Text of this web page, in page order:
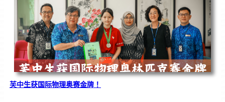
芙中生获国际物理奥赛金牌！